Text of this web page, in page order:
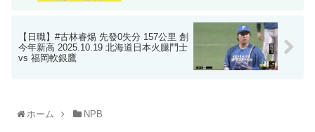
【日職】#古林睿煬 先發0失分 157公里 創
今年新高 2025.10.19 北海道日本火腿鬥士
vs 福岡軟銀鷹
ホーム NPB